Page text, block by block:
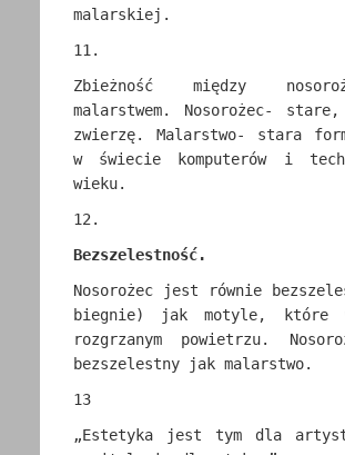
malarskiej.
11.
Zbieżność między
malarstwem. Nosorożec- stare,
zwierzę. Malarstwo- stara
w świecie komputerów i
wieku.
12.
Bezszelestność.
Nosorożec jest równie
biegnie) jak motyle, które
rozgrzanym powietrzu.
bezszelestny jak malarstwo.
13
„Estetyka jest tym dla